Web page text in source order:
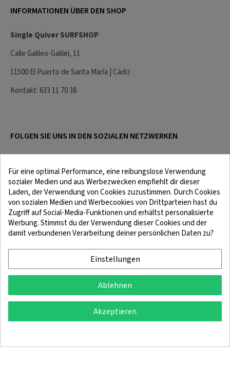
INFORMATIONEN ÜBER DEN SHOP
Single Quiver SURFSHOP
Calle Galileo-Galilei, 11
11500 El Puerto de Santa María | Cádiz
Kontakt: 633 11 70 38
FOLGEN SIE UNS IN DEN SOZIALEN NETZWERKEN
Rechtliche Hinweise
Bedingungen und Konditionen
© 2025 SingleQuiver – Alle Rechte vorbehalten
Für eine optimal Performance, eine reibungslose Verwendung
sozialer Medien und aus Werbezwecken empfiehlt dir dieser
Laden, der Verwendung von Cookies zuzustimmen. Durch Cookies
von sozialen Medien und Werbecookies von Drittparteien hast du
Zugriff auf Social-Media-Funktionen und erhältst personalisierte
Werbung. Stimmst du der Verwendung dieser Cookies und der
damit verbundenen Verarbeitung deiner persönlichen Daten zu?
Einstellungen
Ablehnen
Akzeptieren